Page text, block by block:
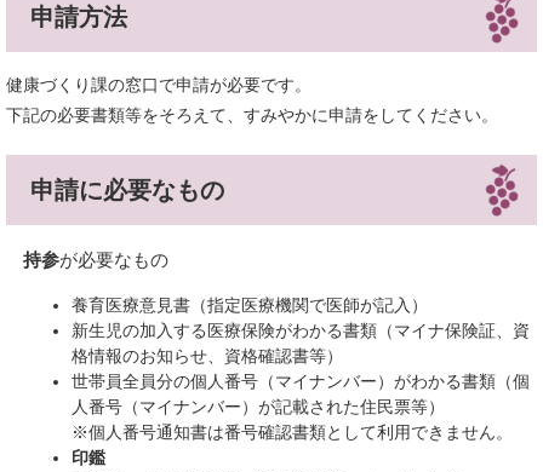
申請方法
健康づくり課の窓口で申請が必要です。
下記の必要書類等をそろえて、すみやかに申請をしてください。
申請に必要なもの
持参が必要なもの
養育医療意見書（指定医療機関で医師が記入）
新生児の加入する医療保険がわかる書類（マイナ保険証、資
格情報のお知らせ、資格確認書等）
世帯員全員分の個人番号（マイナンバー）がわかる書類（個
人番号（マイナンバー）が記載された住民票等）
※個人番号通知書は番号確認書類として利用できません。
印鑑